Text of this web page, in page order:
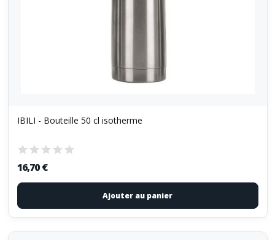
IBILI - Bouteille 50 cl isotherme
16,70 €
Ajouter au panier